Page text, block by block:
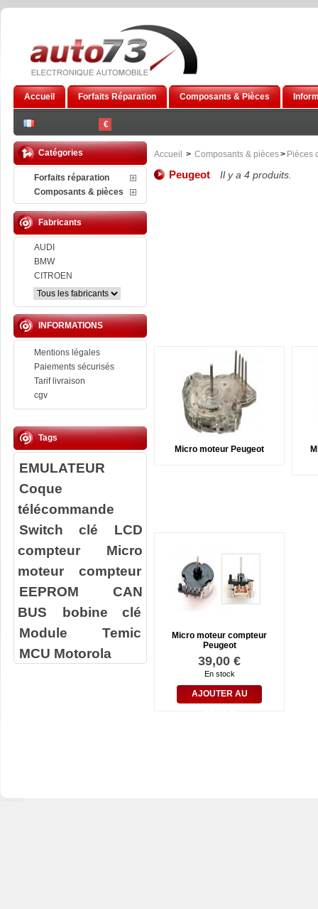
€
Accueil Forfaits Réparation Composants & Pièces
Catégories
Forfaits réparation
Composants & pièces
Fabricants
AUDI
BMW
CITROEN
INFORMATIONS
Mentions légales
Paiements sécurisés
Tarif livraison
cgv
Tags
EMULATEUR
Coque
télécommande
Switch clé
LCD
compteur
Micro
moteur compteur
EEPROM
CAN
BUS
bobine clé
Module Temic
MCU Motorola
Accueil > Composants & pièces> Pièces
Peugeot Il y a 4 produits.
Micro moteur Peugeot
Micro moteur compteur
Peugeot
39,00 €
En stock
AJOUTER AU